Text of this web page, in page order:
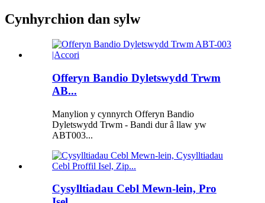
Cynhyrchion dan sylw
Offeryn Bandio Dyletswydd Trwm
AB...
Manylion y cynnyrch Offeryn Bandio
Dyletswydd Trwm - Bandi dur â llaw yw
ABT003...
Cysylltiadau Cebl Mewn-lein, Pro